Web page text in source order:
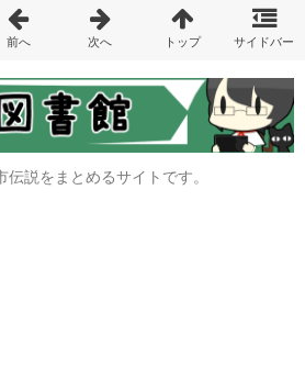
説をまとめるサイトです。